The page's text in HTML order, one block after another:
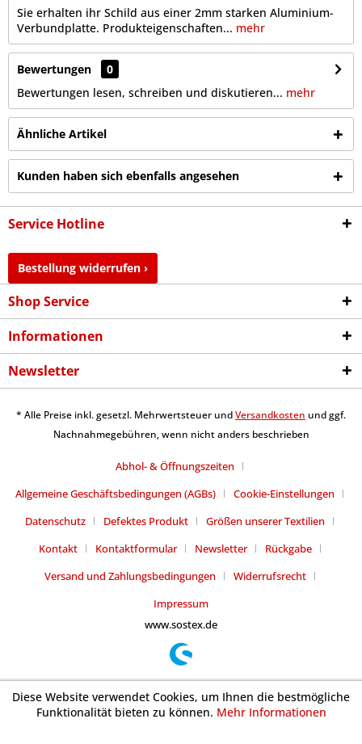
Sie erhalten ihr Schild aus einer 2mm starken Aluminium-
Verbundplatte. Produkteigenschaften... mehr
Bewertungen
0
Bewertungen lesen, schreiben und diskutieren... mehr
Ähnliche Artikel
Kunden haben sich ebenfalls angesehen
Service Hotline
Bestellung widerrufen ›
Shop Service
Informationen
Newsletter
* Alle Preise inkl. gesetzl. Mehrwertsteuer undVersandkosten und ggf.
Nachnahmegebühren, wenn nicht anders beschrieben
Abhol- & Öffnungszeiten
Allgemeine Geschäftsbedingungen (AGBs)
Cookie-Einstellungen
Datenschutz
Defektes Produkt
Größen unserer Textilien
Kontakt
Kontaktformular Newsletter
Rückgabe
Versand und Zahlungsbedingungen
Widerrufsrecht
Impressum
www.sostex.de
Diese Website verwendet Cookies, um Ihnen die bestmögliche
Funktionalität bieten zu können. Mehr Informationen